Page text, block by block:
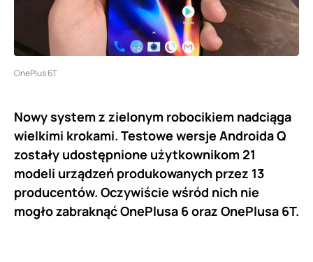
OnePlus 6T
Nowy system z zielonym robocikiem nadciąga
wielkimi krokami. Testowe wersje Androida Q
zostały udostępnione użytkownikom 21
modeli urządzeń produkowanych przez 13
producentów. Oczywiście wśród nich nie
mogło zabraknąć OnePlusa 6 oraz OnePlusa 6T.